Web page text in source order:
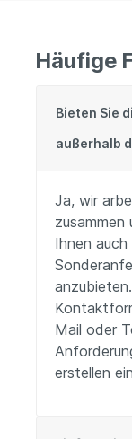
Häufige
Bieten Sie
außerhalb
Ja, wir
zusammen
Ihnen
Mail oder
erstellen